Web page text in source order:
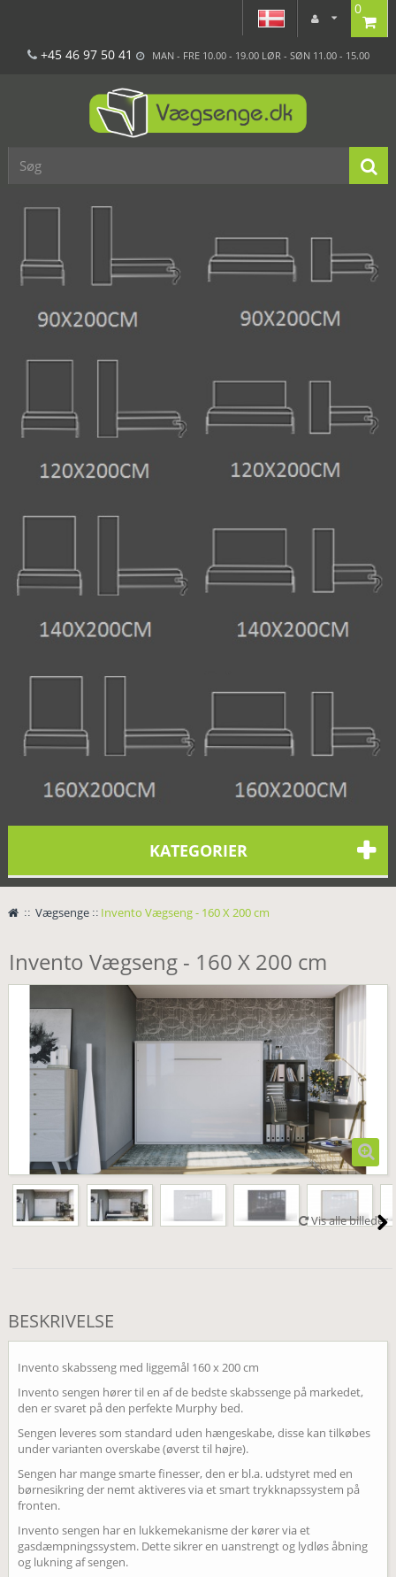
0
+45 46 97 50 41 MAN - FRE 10.00 - 19.00 LØR - SØN 11.00 - 15.00
KATEGORIER
> Vægsenge > Invento Vægseng - 160 X 200 cm
Invento Vægseng - 160 X 200 cm
Vis alle billeder
BESKRIVELSE
Invento skabsseng med liggemål 160 x 200 cm
Invento sengen hører til en af de bedste skabssenge på markedet,
den er svaret på den perfekte Murphy bed.
Sengen leveres som standard uden hængeskabe, disse kan tilkøbes
under varianten overskabe (øverst til højre).
Sengen har mange smarte finesser, den er bl.a. udstyret med en
børnesikring der nemt aktiveres via et smart trykknapssystem på
fronten.
Invento sengen har en lukkemekanisme der kører via et
gasdæmpningssystem. Dette sikrer en uanstrengt og lydløs åbning
og lukning af sengen.